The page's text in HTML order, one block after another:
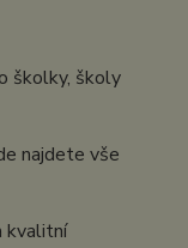
školky, školy
najdete vše
kvalitní